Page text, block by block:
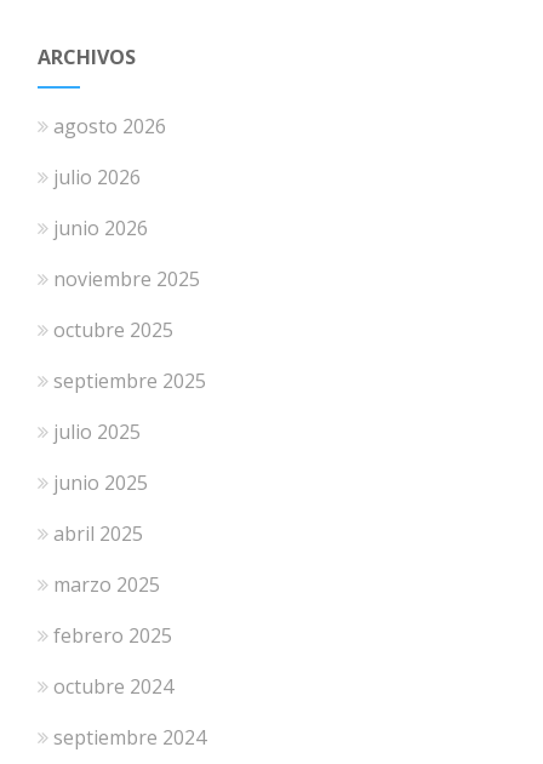
ARCHIVOS
agosto 2026
julio 2026
junio 2026
noviembre 2025
octubre 2025
septiembre 2025
julio 2025
junio 2025
abril 2025
marzo 2025
febrero 2025
octubre 2024
septiembre 2024